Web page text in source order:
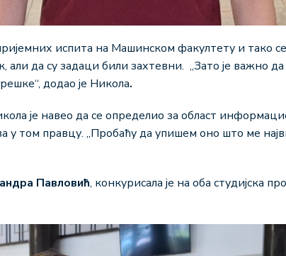
испита на Машинском факултету и тако
али да су задаци били захтевни. „Зато је важно
додао је Никола.
је навео да се определио за област
у том правцу. „Пробаћу да упишем оно што ме
Павловић, конкурисала је на оба студијска